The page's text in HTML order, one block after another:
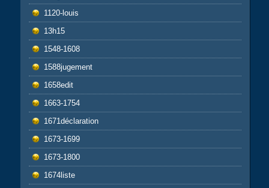
1120-louis
13h15
1548-1608
1588jugement
1658edit
1663-1754
1671déclaration
1673-1699
1673-1800
1674liste